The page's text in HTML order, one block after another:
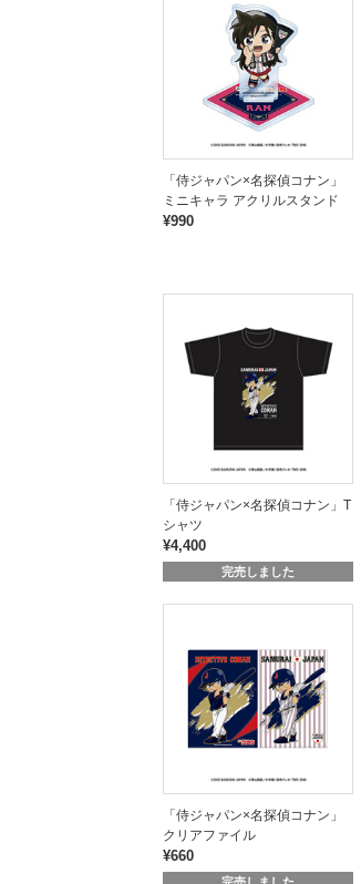
「侍ジャパン×名探偵コナン」
ミニキャラ アクリルスタンド
¥990
「侍ジャパン×名探偵コナン」T
シャツ
¥4,400
完売しました
「侍ジャパン×名探偵コナン」
クリアファイル
¥660